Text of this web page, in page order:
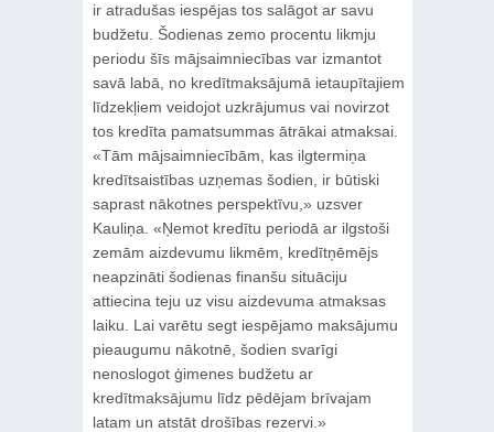
ir atradušas iespējas tos salāgot ar savu
budžetu. Šodienas zemo procentu likmju
periodu šīs mājsaimniecības var izmantot
savā labā, no kredītmaksājumā ietaupītajiem
līdzekļiem veidojot uzkrājumus vai novirzot
tos kredīta pamatsummas ātrākai atmaksai.
«Tām mājsaimniecībām, kas ilgtermiņa
kredītsaistības uzņemas šodien, ir būtiski
saprast nākotnes perspektīvu,» uzsver
Kauliņa. «Ņemot kredītu periodā ar ilgstoši
zemām aizdevumu likmēm, kredītņēmējs
neapzināti šodienas finanšu situāciju
attiecina teju uz visu aizdevuma atmaksas
laiku. Lai varētu segt iespējamo maksājumu
pieaugumu nākotnē, šodien svarīgi
nenoslogot ģimenes budžetu ar
kredītmaksājumu līdz pēdējam brīvajam
latam un atstāt drošības rezervi.»